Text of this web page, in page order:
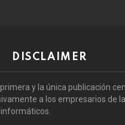
DISCLAIMER
y la única publicación
a los empresarios de
informáticos.